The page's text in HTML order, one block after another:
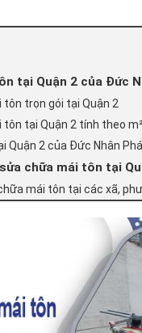
tại Quận 2 của Đức
trọn gói tại Quận 2
tại Quận 2 tính theo
Quận 2 của Đức Nhân
chữa mái tôn tại
mái tôn tại các xã,